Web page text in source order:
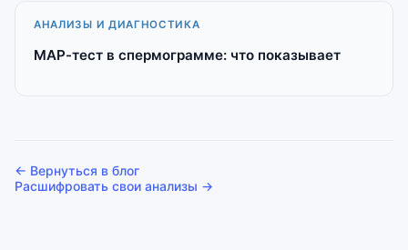
АНАЛИЗЫ И ДИАГНОСТИКА
МАР-тест в спермограмме: что показывает
← Вернуться в блог
Расшифровать свои анализы →